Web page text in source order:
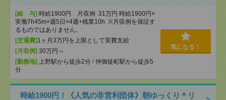
[給 与] 時給1900円 月収例 31万円 時給1900円×
実働7h45m×週5日×4週+残業10h ※月収例を保証す
るものではありません。
[交通費] 1ヶ月3万円を上限として実費支給
[月収例] 30万円～
[勤務地] 上野駅から徒歩2分 / 仲御徒町駅から徒歩5
分
気になる！
時給1900円！《人気の非営利団体》朝ゆっくり＊リ